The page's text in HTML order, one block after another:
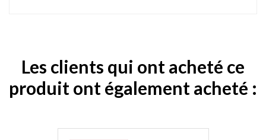
Les clients qui ont acheté ce
produit ont également acheté :